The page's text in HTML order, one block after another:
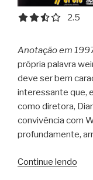
2.5 out
2.5
Anotação em
própria palavra
deve ser bem
interessante que,
como diretora,
convivência com
profundamente,
Continue lendo